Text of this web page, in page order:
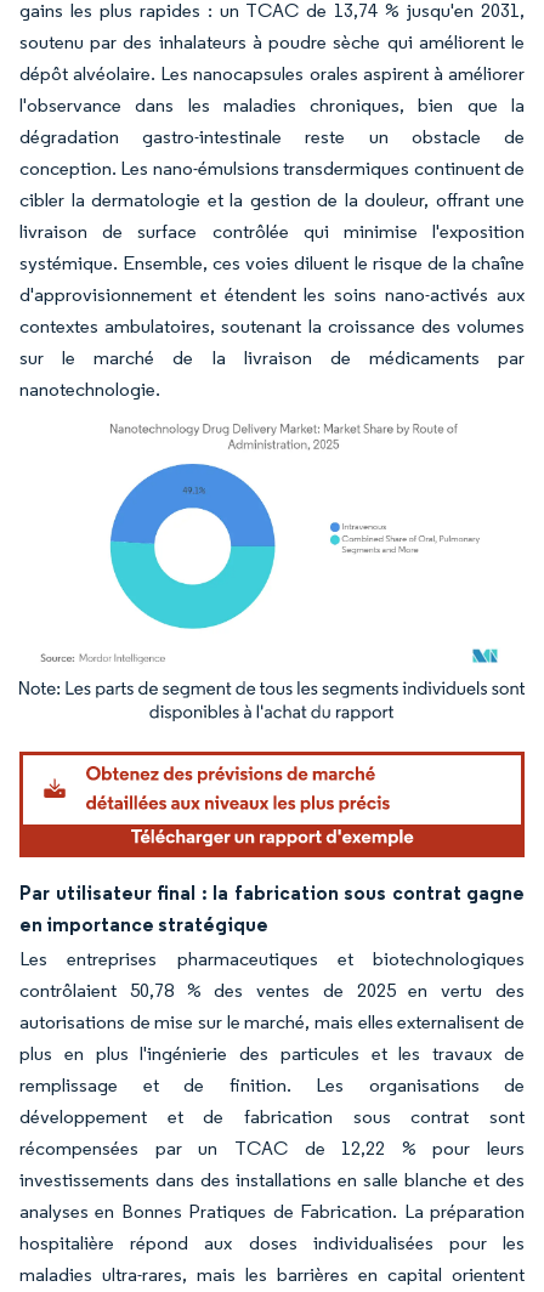
gains les plus rapides : un TCAC de 13,74 % jusqu'en 2031,
soutenu par des inhalateurs à poudre sèche qui améliorent le
dépôt alvéolaire. Les nanocapsules orales aspirent à améliorer
l'observance dans les maladies chroniques, bien que la
dégradation gastro-intestinale reste un obstacle de
conception. Les nano-émulsions transdermiques continuent de
cibler la dermatologie et la gestion de la douleur, offrant une
livraison de surface contrôlée qui minimise l'exposition
systémique. Ensemble, ces voies diluent le risque de la chaîne
d'approvisionnement et étendent les soins nano-activés aux
contextes ambulatoires, soutenant la croissance des volumes
sur le marché de la livraison de médicaments par
nanotechnologie.
Image © Mordor Intelligence. La réutilisation nécessite une attribution sous CC BY
Par utilisateur final : la fabrication sous contrat gagne
en importance stratégique
Les entreprises pharmaceutiques et biotechnologiques
contrôlaient 50,78 % des ventes de 2025 en vertu des
autorisations de mise sur le marché, mais elles externalisent de
plus en plus l'ingénierie des particules et les travaux de
remplissage et de finition. Les organisations de
développement et de fabrication sous contrat sont
récompensées par un TCAC de 12,22 % pour leurs
investissements dans des installations en salle blanche et des
analyses en Bonnes Pratiques de Fabrication. La préparation
hospitalière répond aux doses individualisées pour les
maladies ultra-rares, mais les barrières en capital orientent